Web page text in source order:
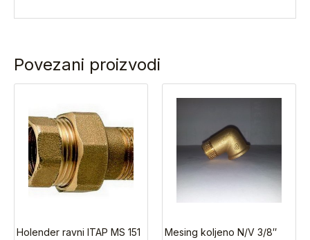
Povezani proizvodi
Holender ravni ITAP MS 151
Mesing koljeno N/V 3/8″